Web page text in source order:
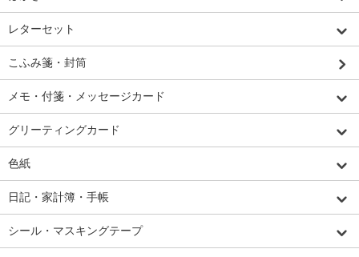
レターセット
こふみ箋・封筒
メモ・付箋・メッセージカード
グリーティングカード
色紙
日記・家計簿・手帳
シール・マスキングテープ